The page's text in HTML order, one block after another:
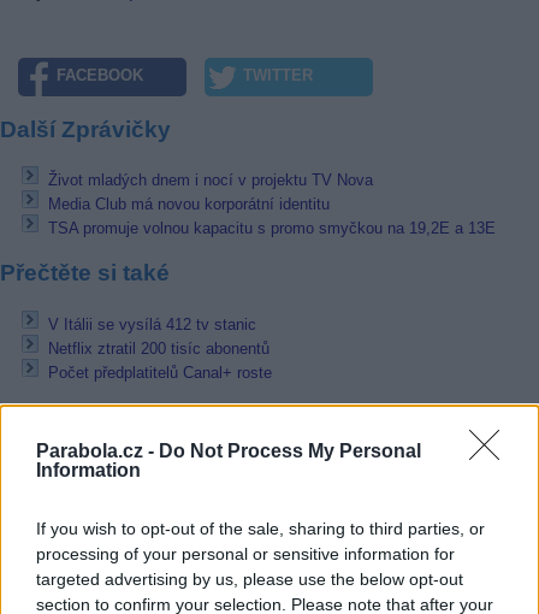
Parabola.cz - Do Not Process My Personal
Information
If you wish to opt-out of the sale, sharing to third parties, or
processing of your personal or sensitive information for
targeted advertising by us, please use the below opt-out
section to confirm your selection. Please note that after your
FACEBOOK TWITTER
Další Zprávičky
Život mladých dnem i nocí v projektu TV Nova
Media Club má novou korporátní identitu
TSA promuje volnou kapacitu s promo smyčkou na 19,2E a 13E
Přečtěte si také
V Itálii se vysílá 412 tv stanic
Netflix ztratil 200 tisíc abonentů
Počet předplatitelů Canal+ roste
Reklama
Pracovní nabídky
48.400 Kč • příspěvek na ubytování (Jihlava, okres Jihlava)
07.08.2026 - Bosch Powertrain s.r.o. Jihlava • obsluha CNC strojů •
48.400 Kč • náborový bonus 50.000 Kč • příspěvek na ubytování
okres Jihlava)